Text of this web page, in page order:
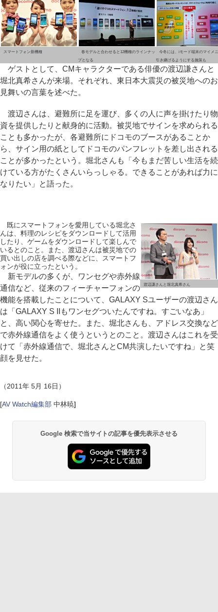
スマートフォン新機種
春モデルと合わせると12機種のラインナッ
プとなる
今冬には、iモード端末のマイメ
引き継げるようにする施策も
ゲストとして、CMキャラクターである俳優の渡辺謙さんと
堀北真希さんが来場。それぞれ、東日本大震災の被災地へのお
見舞いの言葉を述べた。
渡辺さんは、避難所に足を運び、多くの人に声を掛けたり物
資を提供したりと献身的に活動。被災地でサインを求められる
ことも多かったが、各避難所にドコモのブースがあることか
ら、サイン用の紙としてドコモのパンフレットを差し出される
ことが多かったという。堀北さんも「今もまだ苦しい生活を続
けている方がたくさんいらっしゃる。できることがあれば力に
なりたい」と語った。
渡辺謙さんと堀北真希さん
既にスマートフォンを愛用している堀北さ
んは、料理のレシピをダウンロードして活用
したり、ゲームをダウンロードして楽しんで
いるとのこと。また、渡辺さんは被災地での
買い出しの店を調べる際などに、スマートフ
ォンが役に立ったという。
新モデルの多くが、ワンセグや赤外線
通信など、従来のフィーチャーフォンの
機能を搭載したことについて、GALAXY Sユーザーの渡辺さん
は「GALAXY S IIもワンセグついたんですね。すごいなあ」
と、高い関心を寄せた。また、堀北さんも、アドレス交換など
で赤外線通信をよく使うというとのこと。渡辺さんはこれを受
けて「赤外線通信で、堀北さんとCM共演したいですね」と笑
顔を見せた。
（2011年 5月 16日）
[AV Watch編集部 中林暁]
Google 検索で当サイトの記事を優先表示させる